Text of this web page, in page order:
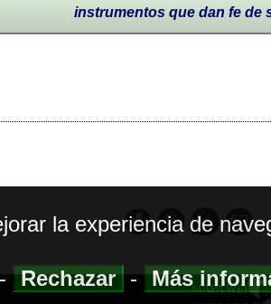
instrumentos que dan fe de
MAPA WEB|
la experiencia de
Rechazar-Más